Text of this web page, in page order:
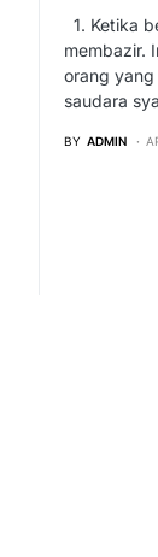
1. Ketika
membazir.
orang
saudara
BY ADMIN